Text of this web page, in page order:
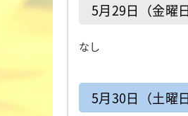
5月29日（金曜日
なし
5月30日（土曜日